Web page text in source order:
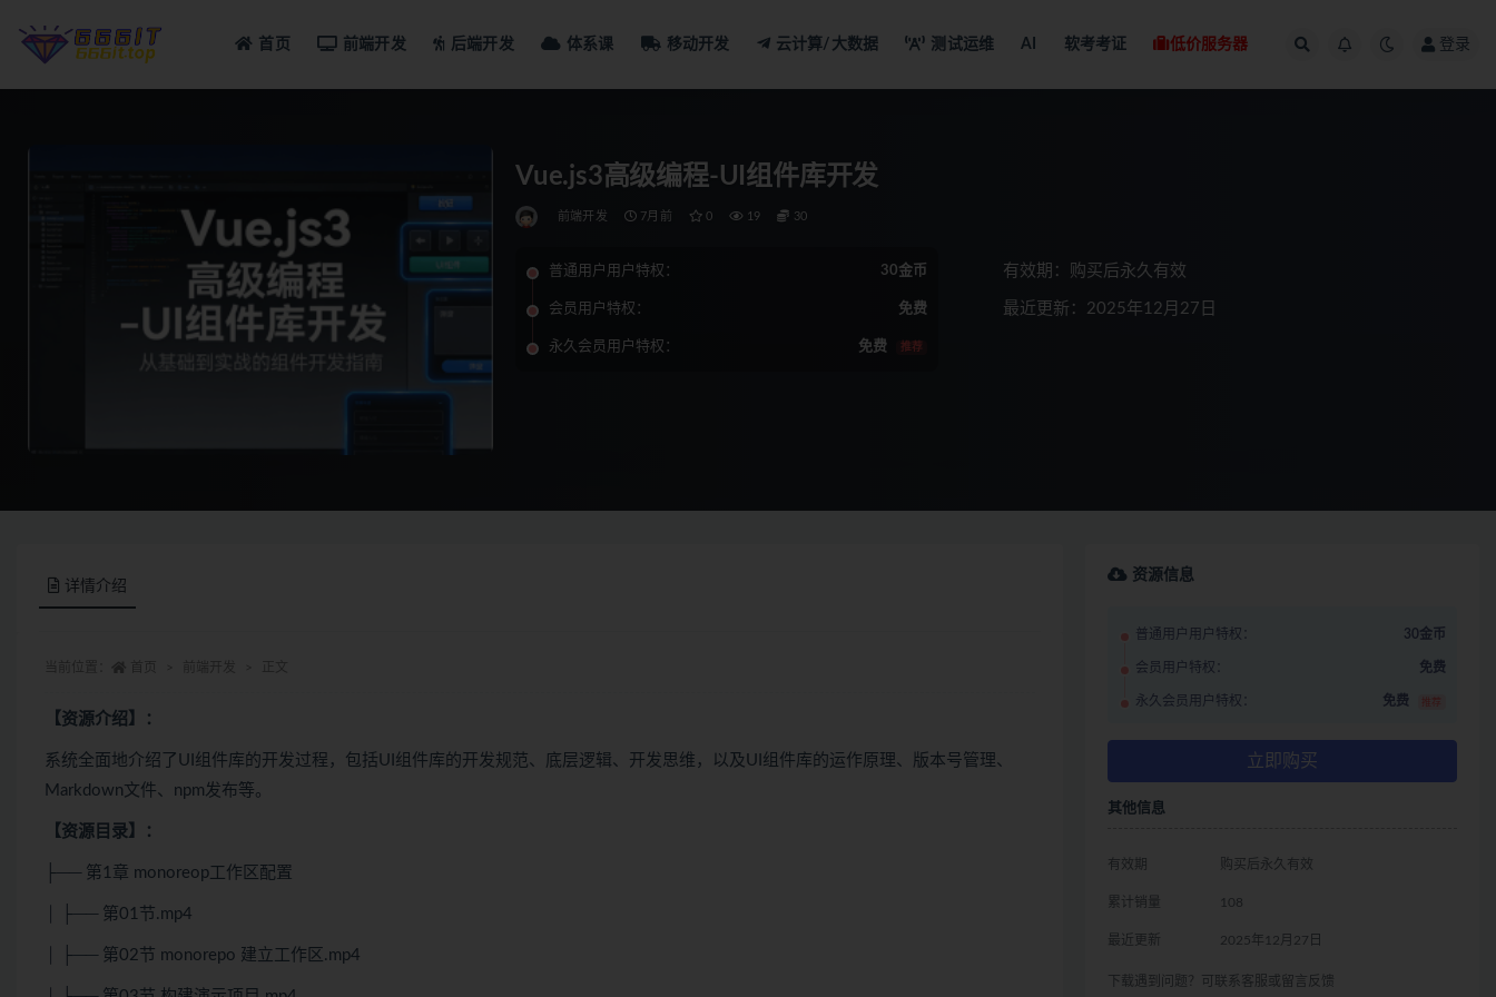
首页 前端开发 后端开发 体系课 移动开发 云计算/大数据 测试运维 AI 软考考证 低价服务器 登录
Vue.js3高级编程-UI组件库开发
前端开发 7月前 0 19 30
普通用户用户特权： 30金币
会员用户特权： 免费
永久会员用户特权： 免费 推荐
有效期：购买后永久有效
最近更新：2025年12月27日
详情介绍
【资源介绍】：
系统全面地介绍了UI组件库的开发过程，包括UI组件库的开发规范、底层逻辑、开发思维，以及UI组件库的运作原理、版本号管理、
Markdown文件、npm发布等。
【资源目录】：
├── 第1章 monoreop工作区配置
│ ├── 第01节.mp4
│ ├── 第02节 monorepo 建立工作区.mp4
资源信息
普通用户用户特权： 30金币
会员用户特权： 免费
永久会员用户特权： 免费 推荐
立即购买
其他信息
有效期 购买后永久有效
累计销量 108
最近更新 2025年12月27日
下载遇到问题？可联系客服或留言反馈